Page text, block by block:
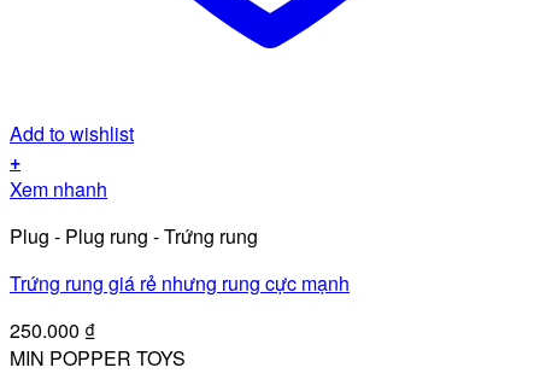
Add to wishlist
+
Xem nhanh
Plug - Plug rung - Trứng rung
Trứng rung giá rẻ nhưng rung cực mạnh
250.000 ₫
MIN POPPER TOYS